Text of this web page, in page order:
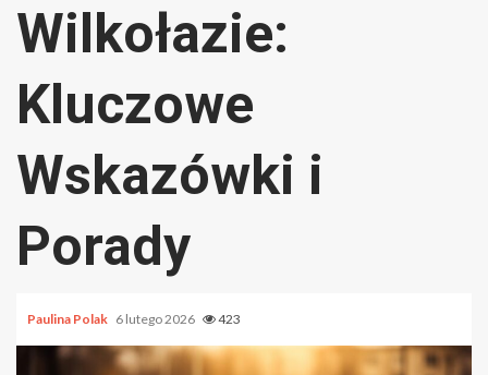
Wilkołazie:
Kluczowe
Wskazówki i
Porady
Paulina Polak 6 lutego 2026 423